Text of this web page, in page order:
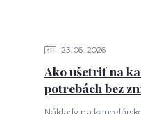
23 06 2026
Ako ušetriť na
potrebách bez